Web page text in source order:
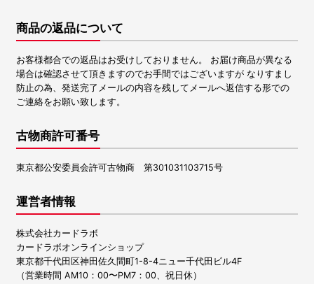
商品の返品について
お客様都合での返品はお受けしておりません。 お届け商品が異なる
場合は確認させて頂きますのでお手間ではございますが なりすまし
防止の為、発送完了メールの内容を残してメールへ返信する形での
ご連絡をお願い致します。
古物商許可番号
東京都公安委員会許可古物商 第301031103715号
運営者情報
株式会社カードラボ
カードラボオンラインショップ
東京都千代田区神田佐久間町1-8-4ニュー千代田ビル4F
（営業時間 AM10：00〜PM7：00、祝日休）